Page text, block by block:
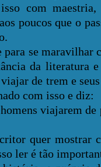
com
poucos que o
se maravilhar
da literatura
de trem e
com isso e diz:
viajarem
quer mostrar
ler é tão